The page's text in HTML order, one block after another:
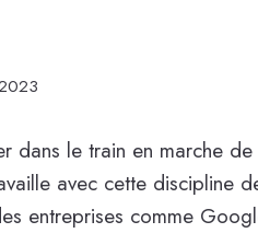
dans le train en marche
avec cette discipline
entreprises comme